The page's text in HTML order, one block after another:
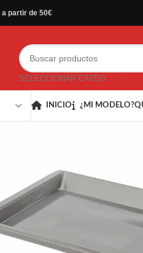
partir de 50€
INICIO ¿MI MODELO?